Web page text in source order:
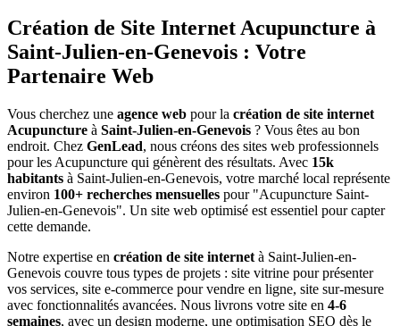
Création de Site Internet Acupuncture à
Saint-Julien-en-Genevois : Votre
Partenaire Web
Vous cherchez une agence web pour la création de site internet
Acupuncture à Saint-Julien-en-Genevois ? Vous êtes au bon
endroit. Chez GenLead, nous créons des sites web professionnels
pour les Acupuncture qui génèrent des résultats. Avec 15k
habitants à Saint-Julien-en-Genevois, votre marché local représente
environ 100+ recherches mensuelles pour "Acupuncture Saint-
Julien-en-Genevois". Un site web optimisé est essentiel pour capter
cette demande.
Notre expertise en création de site internet à Saint-Julien-en-
Genevois couvre tous types de projets : site vitrine pour présenter
vos services, site e-commerce pour vendre en ligne, site sur-mesure
avec fonctionnalités avancées. Nous livrons votre site en 4-6
semaines, avec un design moderne, une optimisation SEO dès le